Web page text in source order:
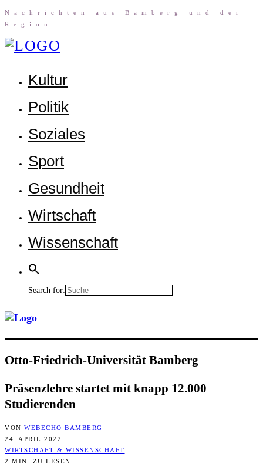
Nach­rich­ten aus Bam­berg und der
Region
Kul­tur
Poli­tik
Sozia­les
Sport
Gesund­heit
Wirt­schaft
Wis­sen­schaft
Search for:
Otto-Fried­rich-Uni­ver­si­tät Bamberg
Prä­senz­leh­re star­tet mit knapp 12.000
Studierenden
VON WEBECHO BAMBERG
24. APRIL 2022
WIRTSCHAFT & WISSENSCHAFT
2 MIN. ZU LESEN